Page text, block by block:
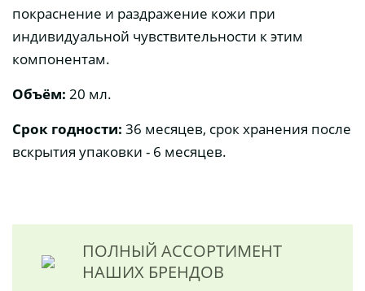
покраснение и раздражение кожи при
индивидуальной чувствительности к этим
компонентам.
Объём: 20 мл.
Срок годности: 36 месяцев, срок хранения после
вскрытия упаковки - 6 месяцев.
ПОЛНЫЙ АССОРТИМЕНТ
НАШИХ БРЕНДОВ